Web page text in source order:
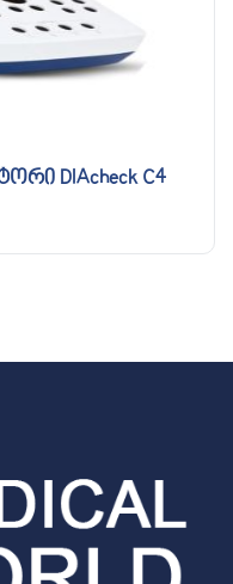
DIAcheck C4